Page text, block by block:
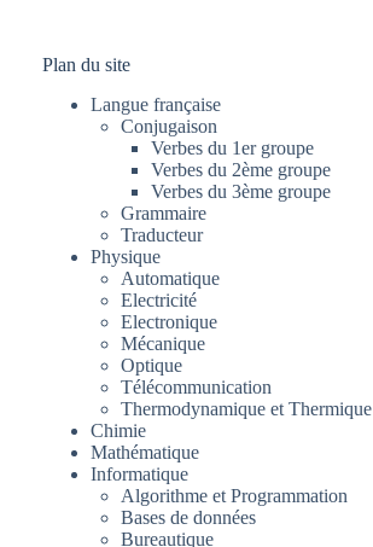
Plan du site
Langue française
Conjugaison
Verbes du 1er groupe
Verbes du 2ème groupe
Verbes du 3ème groupe
Grammaire
Traducteur
Physique
Automatique
Electricité
Electronique
Mécanique
Optique
Télécommunication
Thermodynamique et Thermique
Chimie
Mathématique
Informatique
Algorithme et Programmation
Bases de données
Bureautique